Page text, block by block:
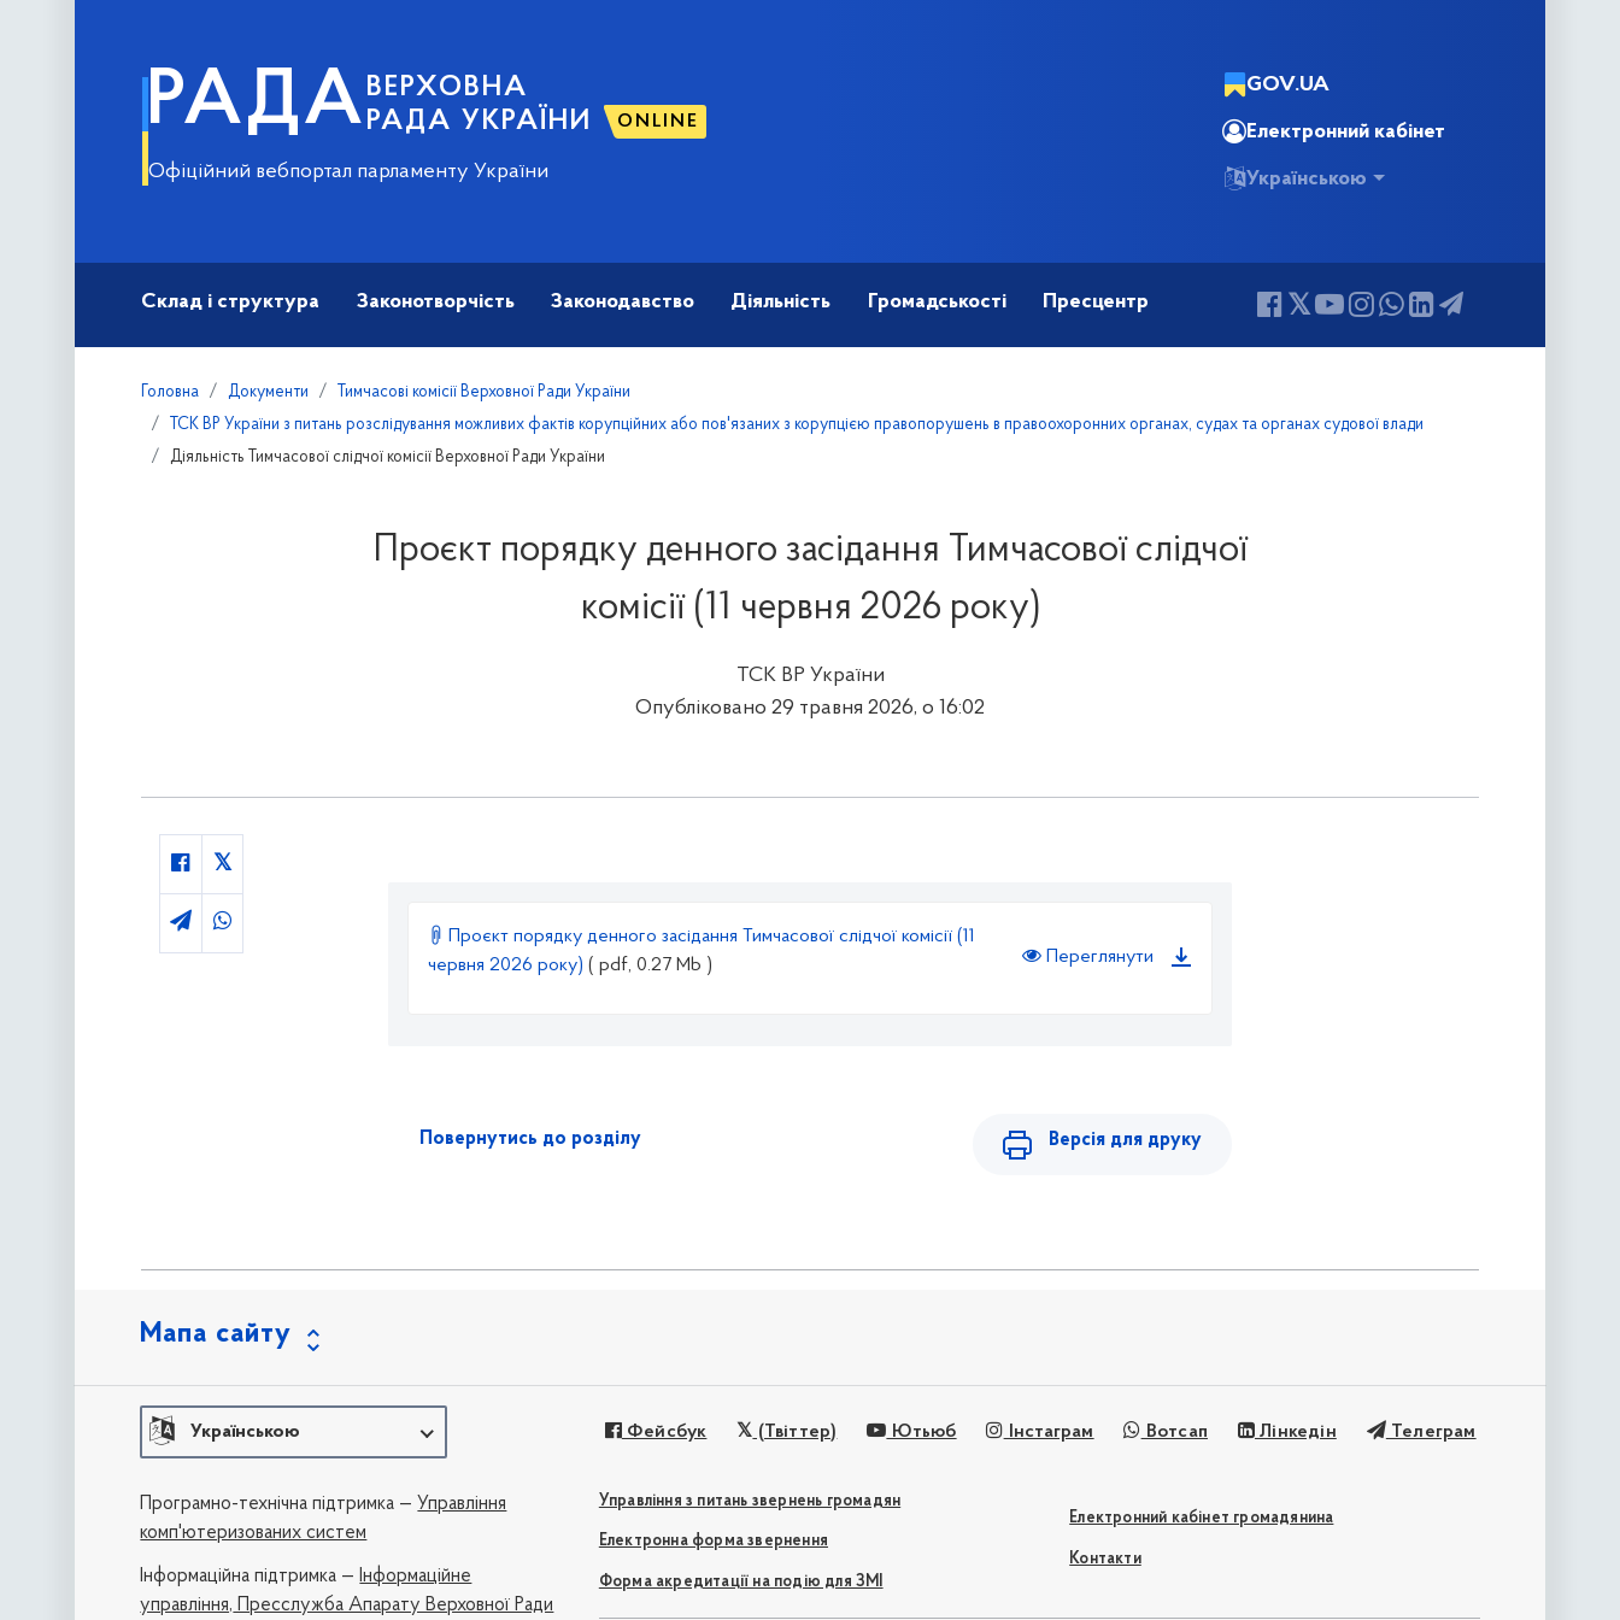
РАДА ВЕРХОВНА
РАДА УКРАЇНИ
ONLINE
Офіційний вебпортал парламенту України
GOV.UA
Електронний кабінет
Українською
Склад і структура Законотворчість Законодавство Діяльність Громадськості Пресцентр
Головна Документи
Тимчасові комісії Верховної Ради України
ТСК ВР України з питань розслідування можливих фактів корупційних або пов'язаних з корупцією правопорушень в правоохоронних органах, судах та органах судової влади
Діяльність Тимчасової слідчої комісії Верховної Ради України
Проєкт порядку денного засідання Тимчасової слідчої
комісії (11 червня 2026 року)
ТСК ВР України
Опубліковано 29 травня 2026, о 16:02
Проєкт порядку денного засідання Тимчасової слідчої комісії (11
червня 2026 року) ( pdf, 0.27 Mb ) Переглянути
Повернутись до розділу Версія для друку
Мапа сайту
Українською Фейсбук (Твіттер) Ютьюб Інстаграм Вотсап Лінкедін Телеграм
Управління з питань звернень громадян
Електронна форма звернення
Форма акредитації на подію для ЗМІ
Електронний кабінет громадянина
Контакти
Програмно-технічна підтримка — Управління
комп'ютеризованих систем
Iнформаційна підтримка — Інформаційне
управління, Пресслужба Апарату Верховної Ради